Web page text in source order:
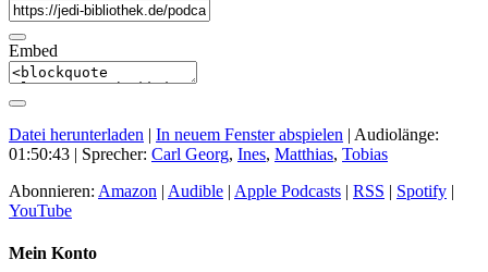
Embed
Datei herunterladen | In neuem Fenster abspielen | Audiolänge:
01:50:43 | Sprecher: Carl Georg, Ines, Matthias, Tobias
Abonnieren: Amazon | Audible | Apple Podcasts | RSS | Spotify |
YouTube
Mein Konto